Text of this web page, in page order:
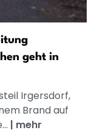
geht in
Irgersdorf,
Brand auf
| mehr